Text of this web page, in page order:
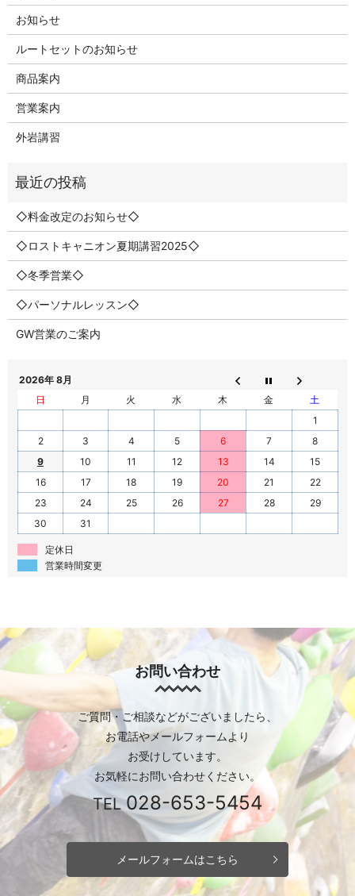
お知らせ
ルートセットのお知らせ
商品案内
営業案内
外岩講習
◇料金改定のお知らせ◇
◇ロストキャニオン夏期講習2025◇
◇冬季営業◇
◇パーソナルレッスン◇
GW営業のご案内
2026年 8月
日
月 火 水 木 金
土
1
2
3 4 5 6 7
8
9
10 11 12 13 14
15
16
17 18 19 20 21
22
23
24 25 26 27 28
29
30
31
定休日
営業時間変更
お問い合わせ
ご質問・ご相談などがございましたら、
お電話やメールフォームより
お受けしています。
お気軽にお問い合わせください。
TEL028-653-5454
メールフォームはこちら